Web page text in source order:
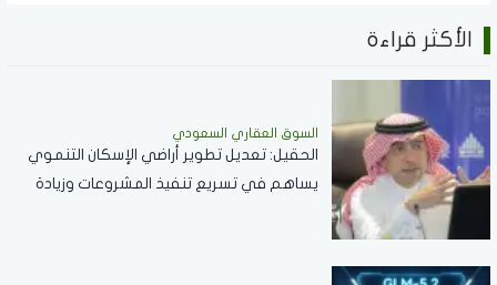
الأكثر قراءة
السوق العقاري السعودي
الحقيل: تعديل تطوير أراضي الإسكان التنموي
يساهم في تسريع تنفيذ المشروعات وزيادة